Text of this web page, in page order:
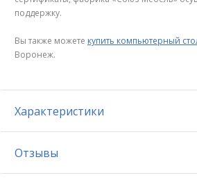
поддержку.
Вы также можете купить компьютерный
Воронеж.
Характеристики
Отзывы